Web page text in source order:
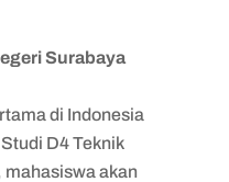
Surabaya
di Indonesia
D4 Teknik
akan